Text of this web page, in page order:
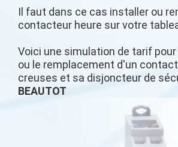
Il faut dans ce cas installer ou
contacteur heure sur votre
Voici une simulation de tarif
ou le remplacement d'un
creuses et sa disjoncteur de
BEAUTOT